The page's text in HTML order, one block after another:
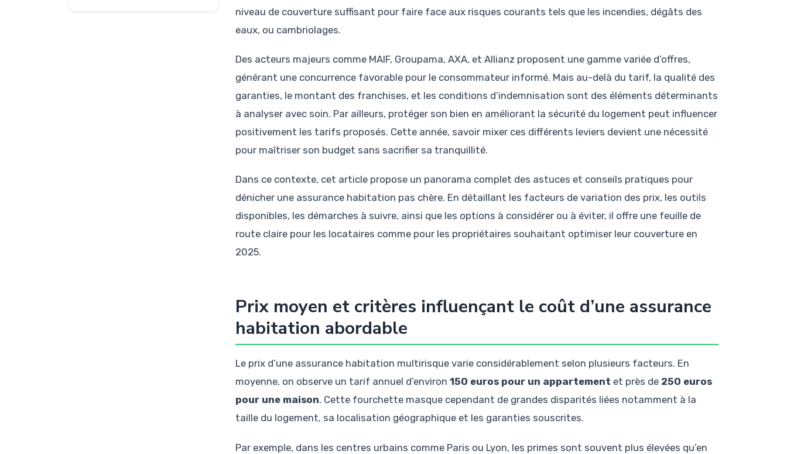
niveau de couverture suffisant pour faire face aux risques courants tels que les incendies, dégâts des
eaux, ou cambriolages.
Des acteurs majeurs comme MAIF, Groupama, AXA, et Allianz proposent une gamme variée d’offres,
générant une concurrence favorable pour le consommateur informé. Mais au-delà du tarif, la qualité des
garanties, le montant des franchises, et les conditions d’indemnisation sont des éléments déterminants
à analyser avec soin. Par ailleurs, protéger son bien en améliorant la sécurité du logement peut influencer
positivement les tarifs proposés. Cette année, savoir mixer ces différents leviers devient une nécessité
pour maîtriser son budget sans sacrifier sa tranquillité.
Dans ce contexte, cet article propose un panorama complet des astuces et conseils pratiques pour
dénicher une assurance habitation pas chère. En détaillant les facteurs de variation des prix, les outils
disponibles, les démarches à suivre, ainsi que les options à considérer ou à éviter, il offre une feuille de
route claire pour les locataires comme pour les propriétaires souhaitant optimiser leur couverture en
2025.
Prix moyen et critères influençant le coût d’une assurance
habitation abordable
Le prix d’une assurance habitation multirisque varie considérablement selon plusieurs facteurs. En
moyenne, on observe un tarif annuel d’environ 150 euros pour un appartement et près de 250 euros
pour une maison. Cette fourchette masque cependant de grandes disparités liées notamment à la
taille du logement, sa localisation géographique et les garanties souscrites.
Par exemple, dans les centres urbains comme Paris ou Lyon, les primes sont souvent plus élevées qu’en